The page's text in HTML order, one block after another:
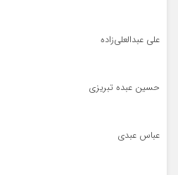
علی عبدالعلی‌زاده
حسین عبده تبریزی
عباس عبدی